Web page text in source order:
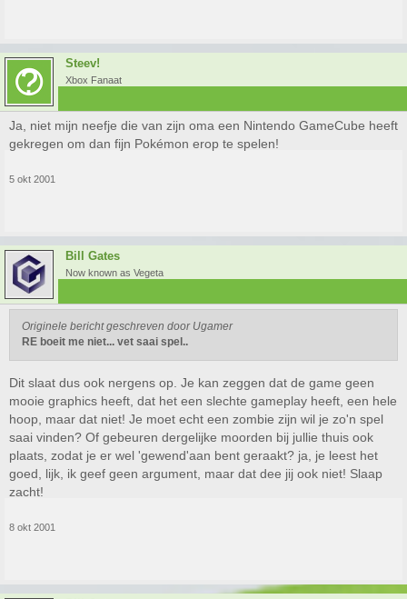
Steev!
Xbox Fanaat
Ja, niet mijn neefje die van zijn oma een Nintendo GameCube heeft
gekregen om dan fijn Pokémon erop te spelen!
5 okt 2001
Bill Gates
Now known as Vegeta
Originele bericht geschreven door Ugamer
RE boeit me niet... vet saai spel..
Dit slaat dus ook nergens op. Je kan zeggen dat de game geen
mooie graphics heeft, dat het een slechte gameplay heeft, een hele
hoop, maar dat niet! Je moet echt een zombie zijn wil je zo'n spel
saai vinden? Of gebeuren dergelijke moorden bij jullie thuis ook
plaats, zodat je er wel 'gewend'aan bent geraakt? ja, je leest het
goed, lijk, ik geef geen argument, maar dat dee jij ook niet! Slaap
zacht!
8 okt 2001